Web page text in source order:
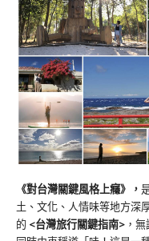
《對台灣關鍵風格上癮》 ，
土、文化、人情味等地方深
的 <台灣旅行關鍵指南> ，